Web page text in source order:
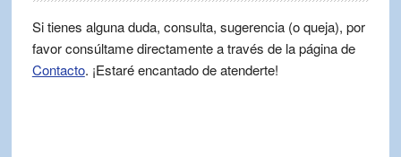
Si tienes alguna duda, consulta, sugerencia (o queja), por
favor consúltame directamente a través de la página de
Contacto. ¡Estaré encantado de atenderte!